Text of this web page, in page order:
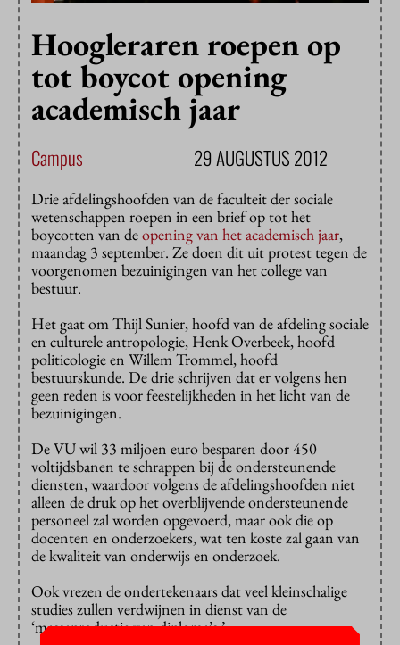
Hoogleraren roepen op
tot boycot opening
academisch jaar
Campus 29 AUGUSTUS 2012
Drie afdelingshoofden van de faculteit der sociale
wetenschappen roepen in een brief op tot het
boycotten van deopening van het academisch jaar,
maandag 3 september. Ze doen dit uit protest tegen de
voorgenomen bezuinigingen van het college van
bestuur.
Het gaat om Thijl Sunier, hoofd van de afdeling sociale
en culturele antropologie, Henk Overbeek, hoofd
politicologie en Willem Trommel, hoofd
bestuurskunde. De drie schrijven dat er volgens hen
geen reden is voor feestelijkheden in het licht van de
bezuinigingen.
De VU wil 33 miljoen euro besparen door 450
voltijdsbanen te schrappen bij de ondersteunende
diensten, waardoor volgens de afdelingshoofden niet
alleen de druk op het overblijvende ondersteunende
personeel zal worden opgevoerd, maar ook die op
docenten en onderzoekers, wat ten koste zal gaan van
de kwaliteit van onderwijs en onderzoek.
Ook vrezen de ondertekenaars dat veel kleinschalige
studies zullen verdwijnen in dienst van de
‘massaproductie van diploma’s.’